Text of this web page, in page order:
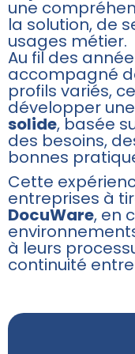
une
la solution, de
usages métier.
Au fil des
accompagné
profils variés,
développer une
solide, basée
des besoins,
bonnes
Cette
entreprises à
DocuWare, en
à leurs
continuité